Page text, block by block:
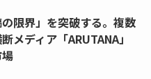
の限界」を突破する。複数
メディア「ARUTANA」